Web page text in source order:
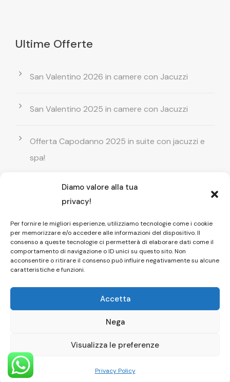
Diamo valore alla tua
privacy!
Per fornire le migliori esperienze, utilizziamo tecnologie come i cookie
per memorizzare e/o accedere alle informazioni del dispositivo. Il
consenso a queste tecnologie ci permetterà di elaborare dati come il
comportamento di navigazione o ID unici su questo sito. Non
acconsentire o ritirare il consenso può influire negativamente su alcune
caratteristiche e funzioni.
Accetta
Nega
Visualizza le preferenze
Privacy Policy
Ultime Offerte
San Valentino 2026 in camere con Jacuzzi
San Valentino 2025 in camere con Jacuzzi
Offerta Capodanno 2025 in suite con jacuzzi e
spa!
Offerta Natale in camera con vasca
idromassaggio ! Prenota il tuo relax esclusivo
Entrata GRATUITA in Piscina esterna! Il tuo relax
di coppia
Copyright © 2026 Affittacamere Il Fauno
HOME